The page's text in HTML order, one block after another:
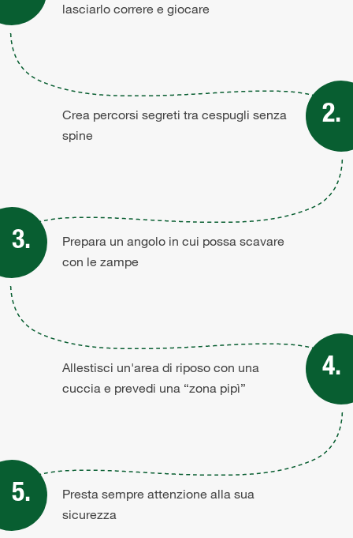
lasciarlo correre e giocare
Crea percorsi segreti tra cespugli senza
spine
Prepara un angolo in cui possa scavare
con le zampe
Allestisci un'area di riposo con una
cuccia e prevedi una “zona pipì”
Presta sempre attenzione alla sua
sicurezza